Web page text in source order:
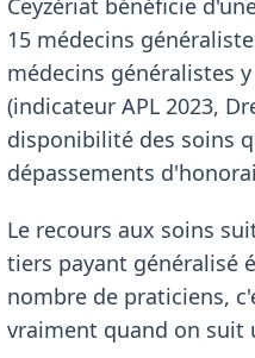
Ceyzériat bénéficie
15 médecins
médecins généralistes
(indicateur APL 2023,
disponibilité des soins
dépassements
Le recours aux soins
tiers payant généralisé
nombre de praticiens,
vraiment quand on suit